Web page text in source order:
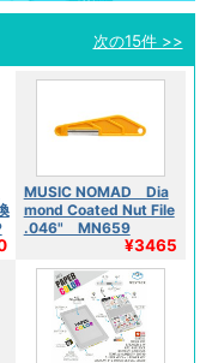
次の15件 >>
MUSIC NOMAD Dia
mond Coated Nut File
.046" MN659
¥3465